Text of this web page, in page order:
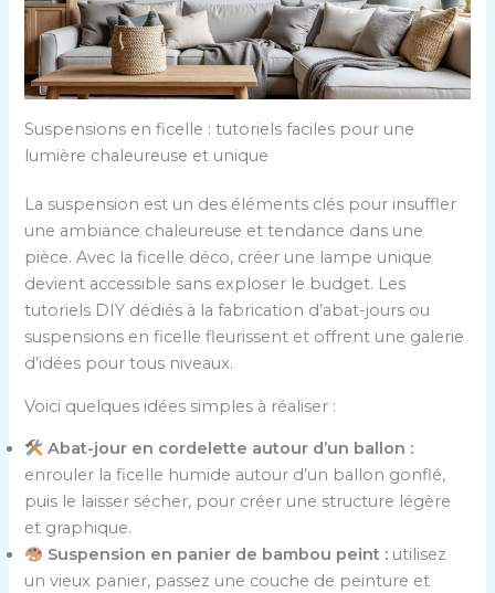
Suspensions en ficelle : tutoriels faciles pour une
lumière chaleureuse et unique
La suspension est un des éléments clés pour insuffler
une ambiance chaleureuse et tendance dans une
pièce. Avec la ficelle déco, créer une lampe unique
devient accessible sans exploser le budget. Les
tutoriels DIY dédiés à la fabrication d’abat-jours ou
suspensions en ficelle fleurissent et offrent une galerie
d’idées pour tous niveaux.
Voici quelques idées simples à réaliser :
Abat-jour en cordelette autour d’un ballon :
enrouler la ficelle humide autour d’un ballon gonflé,
puis le laisser sécher, pour créer une structure légère
et graphique.
Suspension en panier de bambou peint : utilisez
un vieux panier, passez une couche de peinture et